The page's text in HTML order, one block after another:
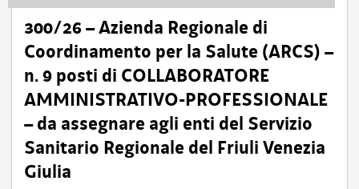
300/26 – Azienda Regionale di
Coordinamento per la Salute (ARCS) –
n. 9 posti di COLLABORATORE
AMMINISTRATIVO-PROFESSIONALE
– da assegnare agli enti del Servizio
Sanitario Regionale del Friuli Venezia
Giulia